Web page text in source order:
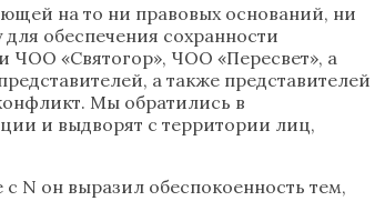
на то ни правовых оснований, ни
обеспечения сохранности
ЧОО «Святогор», ЧОО «Пересвет», а
а также представителей
Мы обратились в
и выдворят с территории лиц,
N он выразил обеспокоенность тем,